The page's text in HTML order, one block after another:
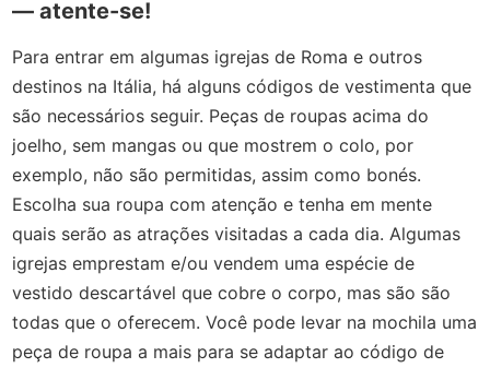
— atente-se!
Para entrar em algumas igrejas de Roma e outros
destinos na Itália, há alguns códigos de vestimenta que
são necessários seguir. Peças de roupas acima do
joelho, sem mangas ou que mostrem o colo, por
exemplo, não são permitidas, assim como bonés.
Escolha sua roupa com atenção e tenha em mente
quais serão as atrações visitadas a cada dia. Algumas
igrejas emprestam e/ou vendem uma espécie de
vestido descartável que cobre o corpo, mas são são
todas que o oferecem. Você pode levar na mochila uma
peça de roupa a mais para se adaptar ao código de